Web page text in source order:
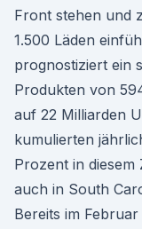
Front stehen und
1.500 Läden
prognostiziert ein
Produkten von
auf 22 Milliarden
kumulierten
Prozent in diesem
auch in South
Bereits im